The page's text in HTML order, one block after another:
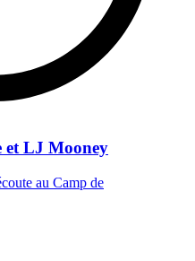
et LJ Mooney
au Camp de